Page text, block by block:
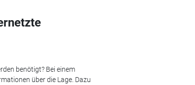
benötigt? Bei einem
über die Lage. Dazu